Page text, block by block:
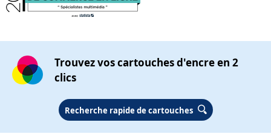
Trouvez vos cartouches d'encre en 2
clics
Recherche rapide de cartouches